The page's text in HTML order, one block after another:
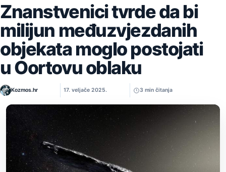
Znanstvenici tvrde da bi
milijun međuzvjezdanih
objekata moglo postojati
u Oortovu oblaku
Kozmos.hr 17. veljače 2025. 3 min čitanja